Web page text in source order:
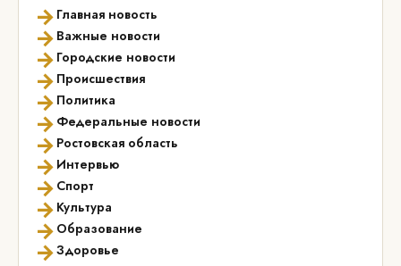
→ Главная новость
→ Важные новости
→ Городские новости
→ Происшествия
→ Политика
→ Федеральные новости
→ Ростовская область
→ Интервью
→ Спорт
→ Культура
→ Образование
→Здоровье